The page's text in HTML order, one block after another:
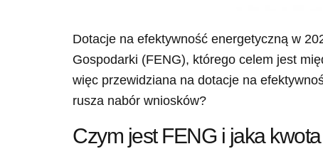
Dotacje na efektywność energetyczną w
Gospodarki (FENG), którego celem jest
więc przewidziana na dotacje na
rusza nabór wniosków?
Czym jest FENG i jaka